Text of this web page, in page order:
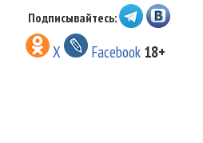
к основному
Подписывайтесь:
X Facebook 18+